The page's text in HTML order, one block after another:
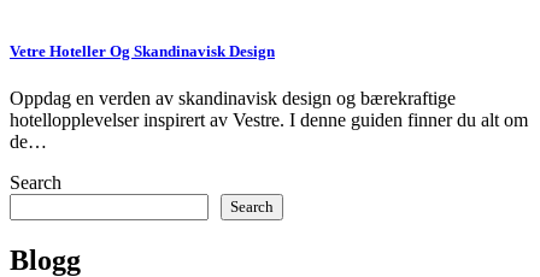
Vetre Hoteller Og Skandinavisk Design
Oppdag en verden av skandinavisk design og bærekraftige
hotellopplevelser inspirert av Vestre. I denne guiden finner du alt om
de…
Search
Search
Blogg